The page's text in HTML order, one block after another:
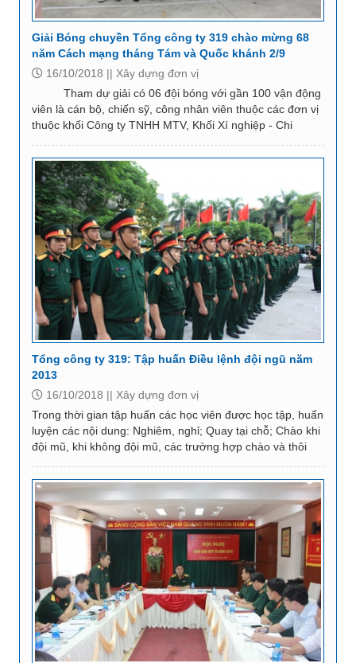
Giải Bóng chuyền Tổng công ty 319 chào mừng 68
năm Cách mạng tháng Tám và Quốc khánh 2/9
16/10/2018 || Xây dựng đơn vị
Tham dự giải có 06 đội bóng với gần 100 vận động
viên là cán bộ, chiến sỹ, công nhân viên thuộc các đơn vị
thuộc khối Công ty TNHH MTV, Khối Xí nghiệp - Chi
Tổng công ty 319: Tập huấn Điều lệnh đội ngũ năm
2013
16/10/2018 || Xây dựng đơn vị
Trong thời gian tập huấn các học viên được học tập, huấn
luyện các nội dung: Nghiêm, nghỉ; Quay tại chỗ; Chào khi
đội mũ, khi không đội mũ, các trường hợp chào và thôi